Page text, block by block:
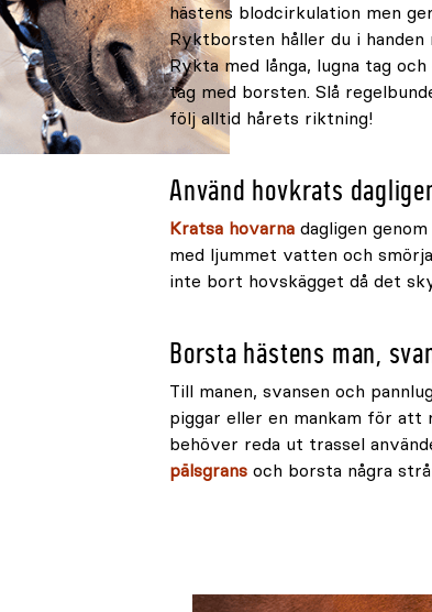
hästens blodcirkulation men
Ryktborsten håller du i handen
Rykta med långa, lugna tag
tag med borsten. Slå
följ alltid hårets riktning!
Använd hovkrats
Kratsa hovarna dagligen
med ljummet vatten och
inte bort hovskägget då det
Borsta hästens man,
Till manen, svansen och
piggar eller en mankam för att
behöver reda ut trassel
pälsgrans och borsta några